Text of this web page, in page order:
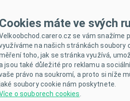
s potiskem New Baby
Cookies máte ve svých
se vám snažíme
na našich stránkách soubory
toho, jak se stránka využívá,
jsou také důležité pro reklamu a
právo na soukromí, a proto si níže
soubory cookie nám poskytnete.
o souborech cookies